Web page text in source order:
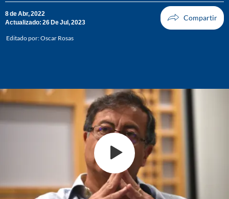
8 de Abr, 2022
Actualizado: 26 De Jul, 2023
Editado por:Oscar Rosas